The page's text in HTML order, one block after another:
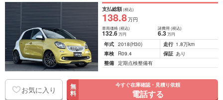
支払総額(税込)
138.8万円
車両価格(税込)
132.6万円
諸費用 (税込)
6.3 万円
年式 2018(H30) 走行 1.8万km
車検
R09.4 保証 あり
整備 定期点検整備有
お気に入り 無
料
今すぐ在庫確認・見積り依頼
電話する